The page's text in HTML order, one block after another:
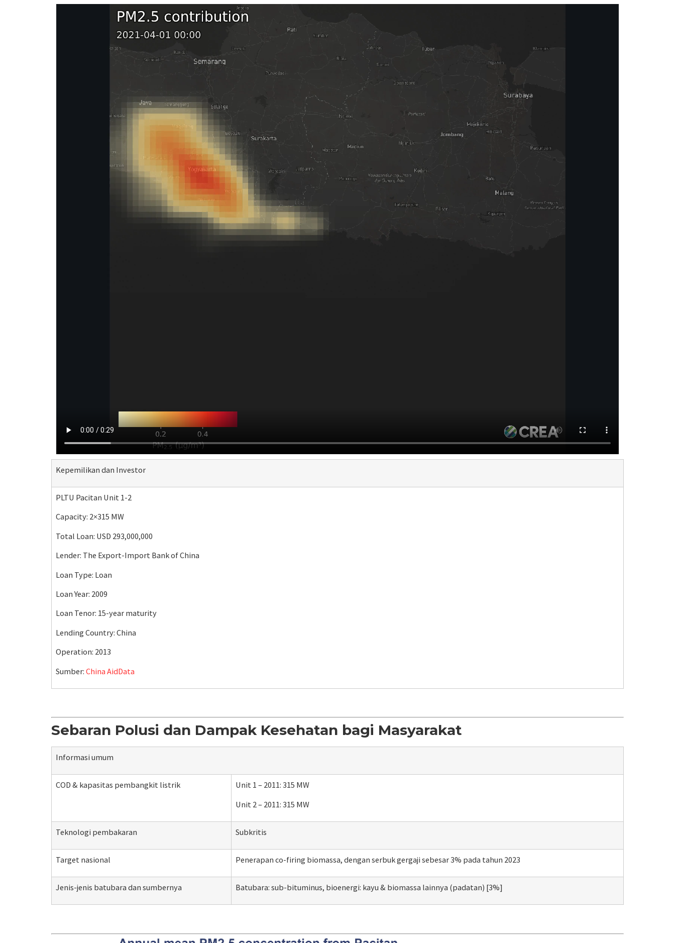
Kepemilikan dan Investor
PLTU Pacitan Unit 1-2
Capacity: 2×315 MW
Total Loan: USD 293,000,000
Lender: The Export-Import Bank of China
Loan Type: Loan
Loan Year: 2009
Loan Tenor: 15-year maturity
Lending Country: China
Operation: 2013
Sumber: China AidData
Sebaran Polusi dan Dampak Kesehatan bagi Masyarakat
Informasi umum
COD & kapasitas pembangkit listrik
Unit 1 – 2011: 315 MW
Unit 2 – 2011: 315 MW
Teknologi pembakaran Subkritis
Target nasional Penerapan co-firing biomassa, dengan serbuk gergaji sebesar 3% pada tahun 2023
Jenis-jenis batubara dan sumbernya Batubara: sub-bituminus, bioenergi: kayu & biomassa lainnya (padatan) [3%]